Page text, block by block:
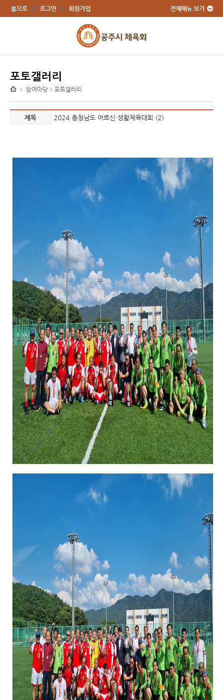
홈으로 로그인 회원가입 전체메뉴 보기
포토갤러리
> 참여마당 > 포토갤러리
제목 2024 충청남도 어르신 생활체육대회 (2)